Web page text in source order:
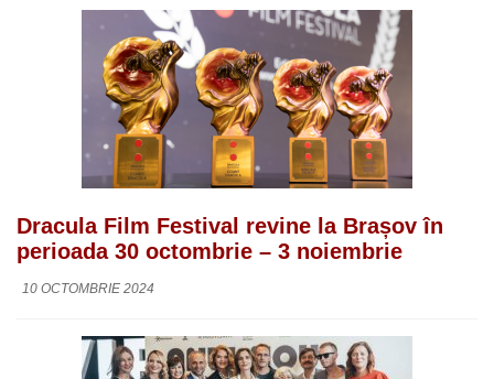
Dracula Film Festival revine la Brașov în
perioada 30 octombrie – 3 noiembrie
10 OCTOMBRIE 2024